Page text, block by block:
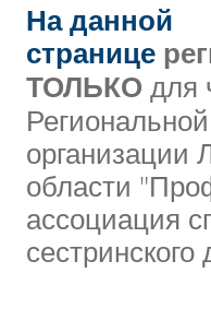
На данной
странице
ТОЛЬКО для
организации
области
ассоциация
сестринского